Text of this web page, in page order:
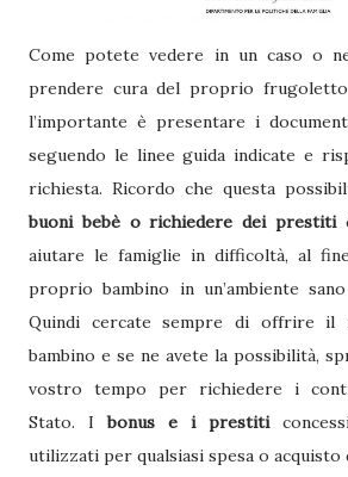
Come potete vedere in un caso o
prendere cura del proprio frugoletto
l’importante è presentare i
seguendo le linee guida indicate e
richiesta. Ricordo che questa
buoni bebè o richiedere dei prestiti
aiutare le famiglie in difficoltà, al
proprio bambino in un’ambiente
Quindi cercate sempre di offrire il
bambino e se ne avete la possibilità,
vostro tempo per richiedere i
Stato. Ibonus e i prestiti
utilizzati per qualsiasi spesa o acquisto